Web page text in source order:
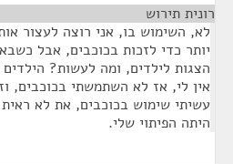
רונית תירוש
לא, השימוש בו, אני רוצה לעצור
יותר כדי לזכות בכוכבים, אבל
הצגות לילדים, ומה לעשות? הילדים
אין לי, אז לא השתמשתי בכוכבים,
עשיתי שימוש בכוכבים, את לא
היתה הפיתוי שלי.